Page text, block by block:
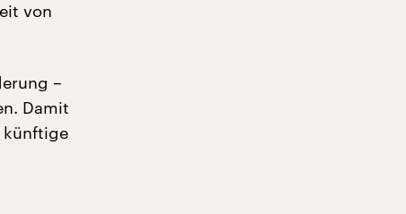
von
–
Damit
künftige